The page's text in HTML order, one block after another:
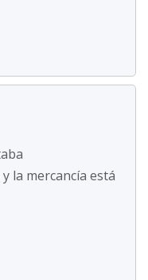
la mercancía está